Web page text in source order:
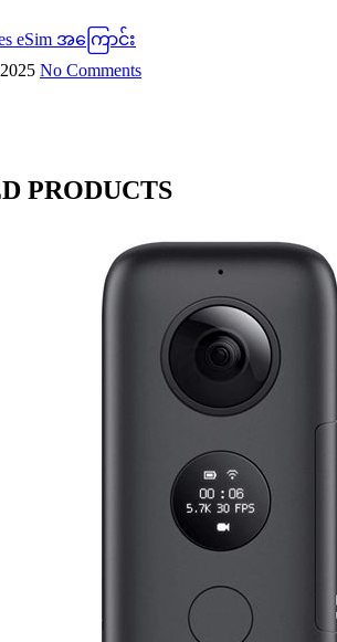
eSim အကြောင်း
No Comments
PRODUCTS